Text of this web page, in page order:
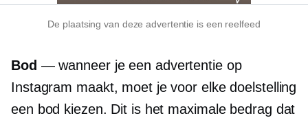
De plaatsing van deze advertentie is een reelfeed
Bod — wanneer je een advertentie op
Instagram maakt, moet je voor elke doelstelling
een bod kiezen. Dit is het maximale bedrag dat